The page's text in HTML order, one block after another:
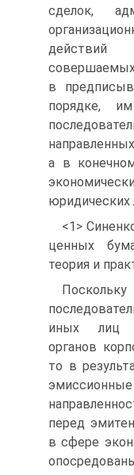
сделок,
действий
в
порядке,
а в
юридических
<1>
ценных
теория и
Поскольку
иных лиц
органов
то в
перед
в сфере